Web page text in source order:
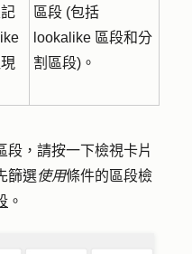
區段 (包括
lookalike 區段和分
割區段)。
段，請按一下檢視卡片
篩選使用條件的區段檢
。